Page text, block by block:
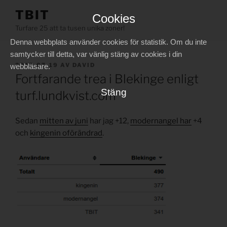
Cookies
Denna webbplats använder cookies för statistik. Om du inte
samtycker till detta, var vänlig stäng av cookies i din
webbläsare.
Stäng
innehåll
TBIT
Turfare 25 att ta tusen unika zoner!
PUBLICERAT
2017-07-19 AV DAVID
Fortfarande trea i Blekinge enligt
turf.lundkvist.com
Sedan mitten av juni har jag +12, modernangel har +4
och kingenin oförändrad.